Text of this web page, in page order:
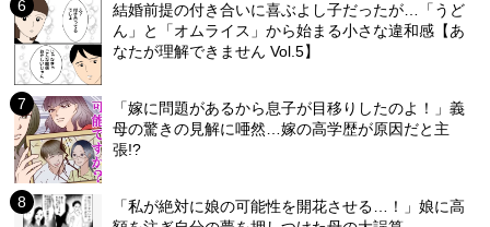
結婚前提の付き合いに喜ぶよし子だったが…「うど
ん」と「オムライス」から始まる小さな違和感【あ
なたが理解できません Vol.5】
「嫁に問題があるから息子が目移りしたのよ！」義
母の驚きの見解に唖然…嫁の高学歴が原因だと主
張!?
「私が絶対に娘の可能性を開花させる…！」娘に高